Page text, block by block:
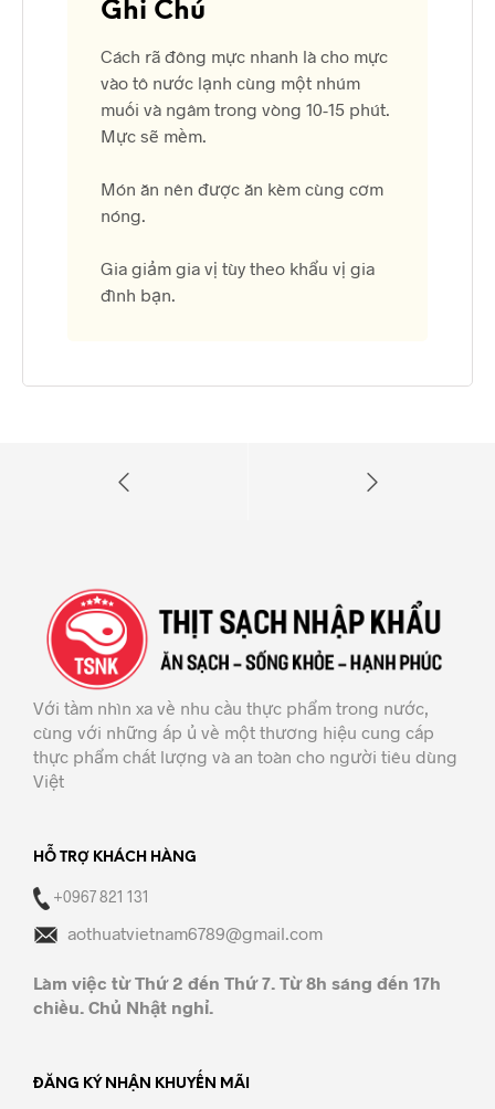
Ghi Chú
Cách rã đông mực nhanh là cho mực
vào tô nước lạnh cùng một nhúm
muối và ngâm trong vòng 10-15 phút.
Mực sẽ mềm.
Món ăn nên được ăn kèm cùng cơm
nóng.
Gia giảm gia vị tùy theo khẩu vị gia
đình bạn.
Với tầm nhìn xa về nhu cầu thực phẩm trong nước,
cùng với những ấp ủ về một thương hiệu cung cấp
thực phẩm chất lượng và an toàn cho người tiêu dùng
Việt
HỖ TRỢ KHÁCH HÀNG
+0967 821 131
aothuatvietnam6789@gmail.com
Làm việc từ Thứ 2 đến Thứ 7. Từ 8h sáng đến 17h
chiều. Chủ Nhật nghỉ.
ĐĂNG KÝ NHẬN KHUYẾN MÃI